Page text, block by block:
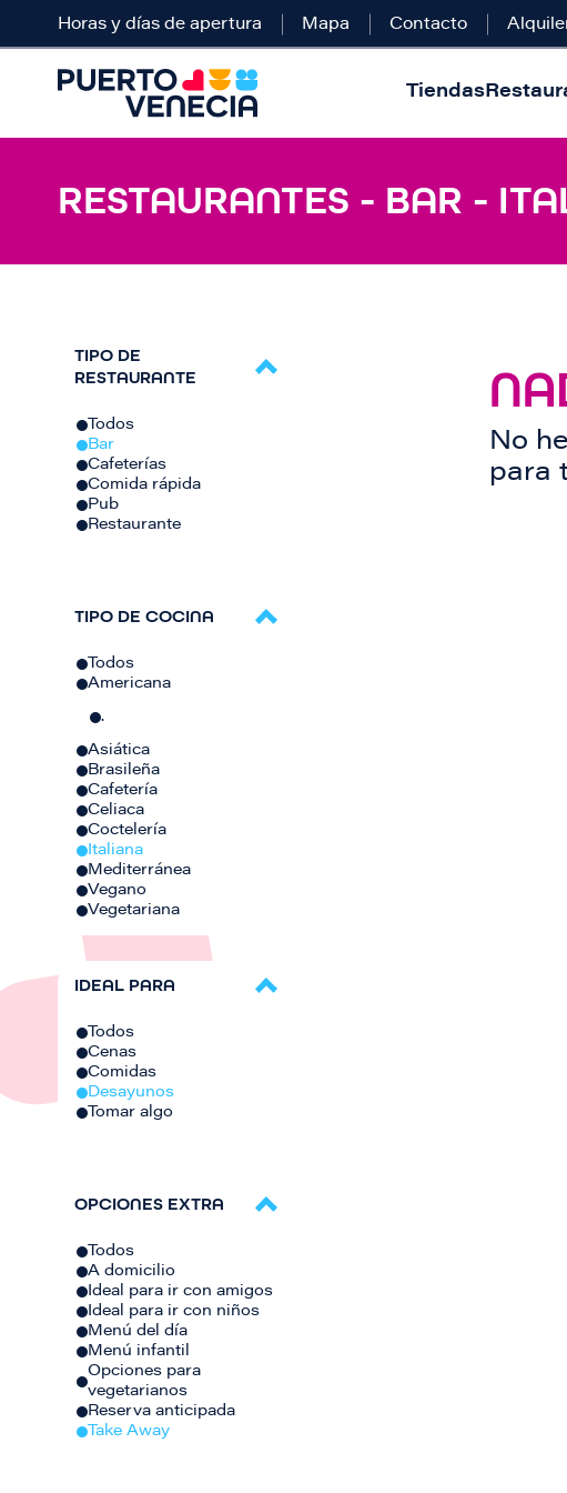
Horas y días de apertura Mapa Contacto
Tiendas
RESTAURANTES - BAR -
TIPO DE
RESTAURANTE
Todos
Bar
Cafeterías
Comida rápida
Pub
Restaurante
TIPO DE COCINA
Todos
Americana
.
Asiática
Brasileña
Cafetería
Celiaca
Coctelería
Italiana
Mediterránea
Vegano
Vegetariana
IDEAL PARA
Todos
Cenas
Comidas
Desayunos
Tomar algo
OPCIONES EXTRA
Todos
A domicilio
Ideal para ir con amigos
Ideal para ir con niños
Menú del día
Menú infantil
Opciones para
vegetarianos
Reserva anticipada
Take Away
No
para